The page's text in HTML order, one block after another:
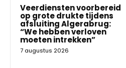
Veerdiensten voorbereid
op grote drukte tijdens
afsluiting Algerabrug:
“We hebben verloven
moeten intrekken”
7 augustus 2026